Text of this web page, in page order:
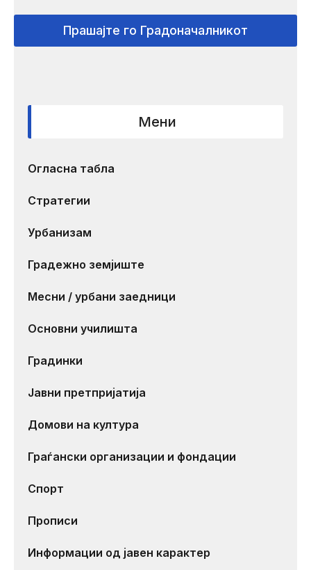
Прашајте го Градоначалникот
Мени
Огласна табла
Стратегии
Урбанизам
Градежно земјиште
Месни / урбани заедници
Основни училишта
Градинки
Јавни претпријатија
Домови на култура
Граѓански организации и фондации
Спорт
Прописи
Информации од јавен карактер